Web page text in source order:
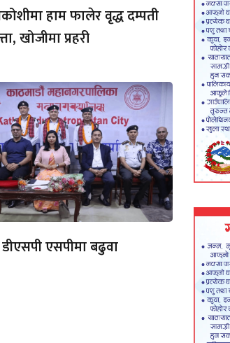
हाम फालेर वृद्ध दम्पती
खोजीमा प्रहरी
एसपीमा बढुवा